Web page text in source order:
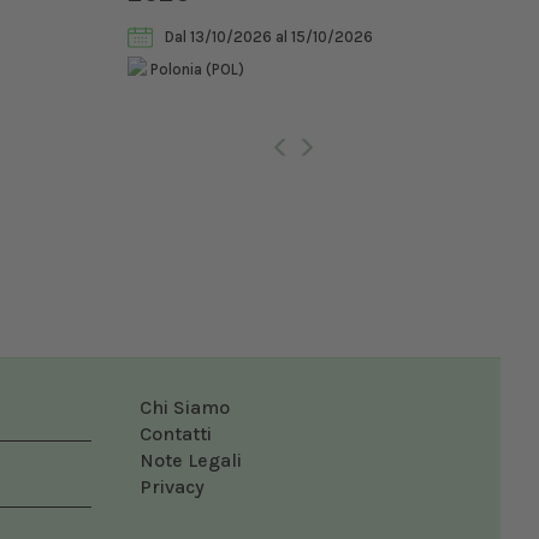
Dal 13/10/2026 al 15/10/2026
Polonia (POL)
Chi Siamo
Contatti
Note Legali
Privacy